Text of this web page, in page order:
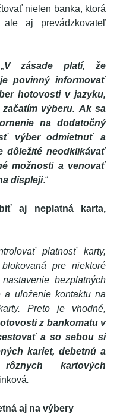
nielen banka, ktorá
aj prevádzkovateľ
V zásade platí, že
povinný informovať
hotovosti v jazyku,
výberu. Ak sa
na dodatočný
výber odmietnuť a
dôležité neodklikávať
možnosti a venovať
displeji.“
aj neplatná karta,
platnosť karty,
pre niektoré
bezplatných
uloženie kontaktu na
Preto je vhodné,
z bankomatu v
a so sebou si
kariet, debetnú a
kartových
.
aj na výbery